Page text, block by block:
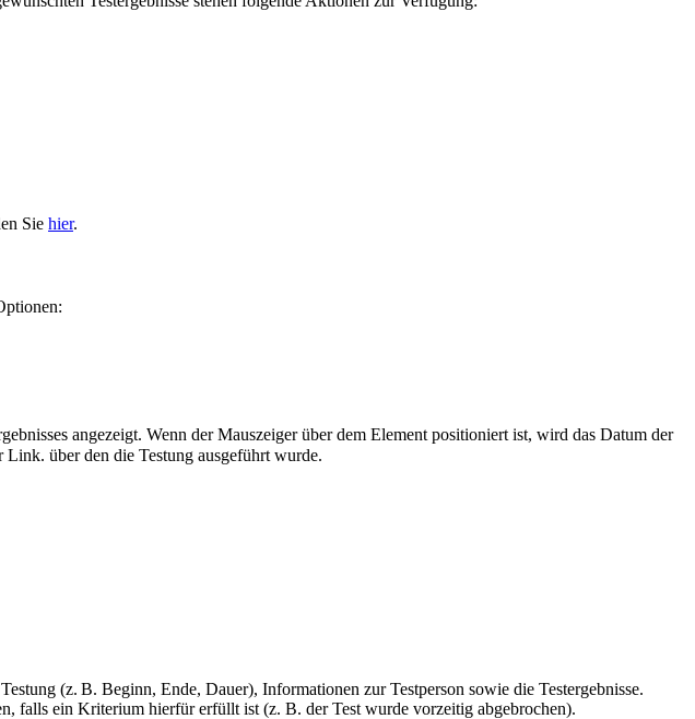
Sie hier.
angezeigt. Wenn der Mauszeiger über dem Element positioniert ist, wird das Datum der
über den die Testung ausgeführt wurde.
(z. B. Beginn, Ende, Dauer), Informationen zur Testperson sowie die Testergebnisse.
falls ein Kriterium hierfür erfüllt ist (z. B. der Test wurde vorzeitig abgebrochen).